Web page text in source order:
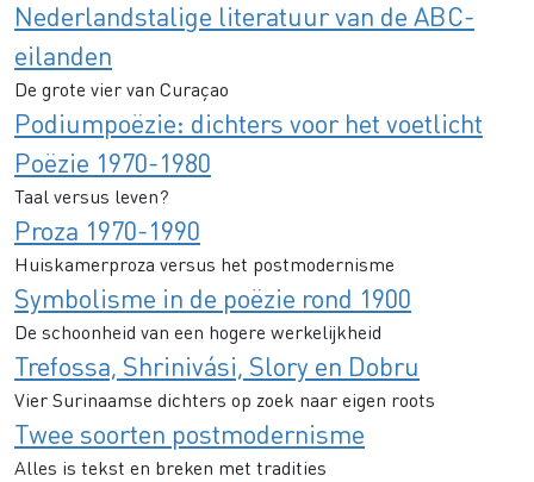
Nederlandstalige literatuur van de ABC-
eilanden
De grote vier van Curaçao
Podiumpoëzie: dichters voor het voetlicht
Poëzie 1970-1980
Taal versus leven?
Proza 1970-1990
Huiskamerproza versus het postmodernisme
Symbolisme in de poëzie rond 1900
De schoonheid van een hogere werkelijkheid
Trefossa, Shrinivási, Slory en Dobru
Vier Surinaamse dichters op zoek naar eigen roots
Twee soorten postmodernisme
Alles is tekst en breken met tradities